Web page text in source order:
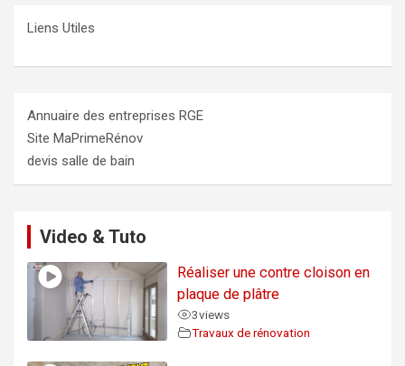
Liens Utiles
Annuaire des entreprises RGE
Site MaPrimeRénov
devis salle de bain
Video & Tuto
Réaliser une contre cloison en
plaque de plâtre
3views
Travaux de rénovation